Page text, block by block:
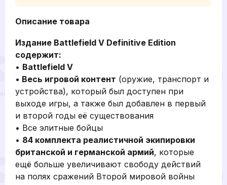
Описание товара
Издание Battlefield V Definitive Edition
содержит:
• Battlefield V
• Весь игровой контент (оружие, транспорт и
устройства), который был доступен при
выходе игры, а также был добавлен в первый
и второй годы её существования
• Все элитные бойцы
• 84 комплекта реалистичной экипировки
британской и германской армий, которые
ещё больше увеличивают свободу действий
на полях сражений Второй мировой войны